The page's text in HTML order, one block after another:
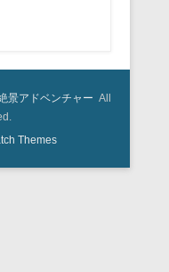
景アドベンチャー All
Themes